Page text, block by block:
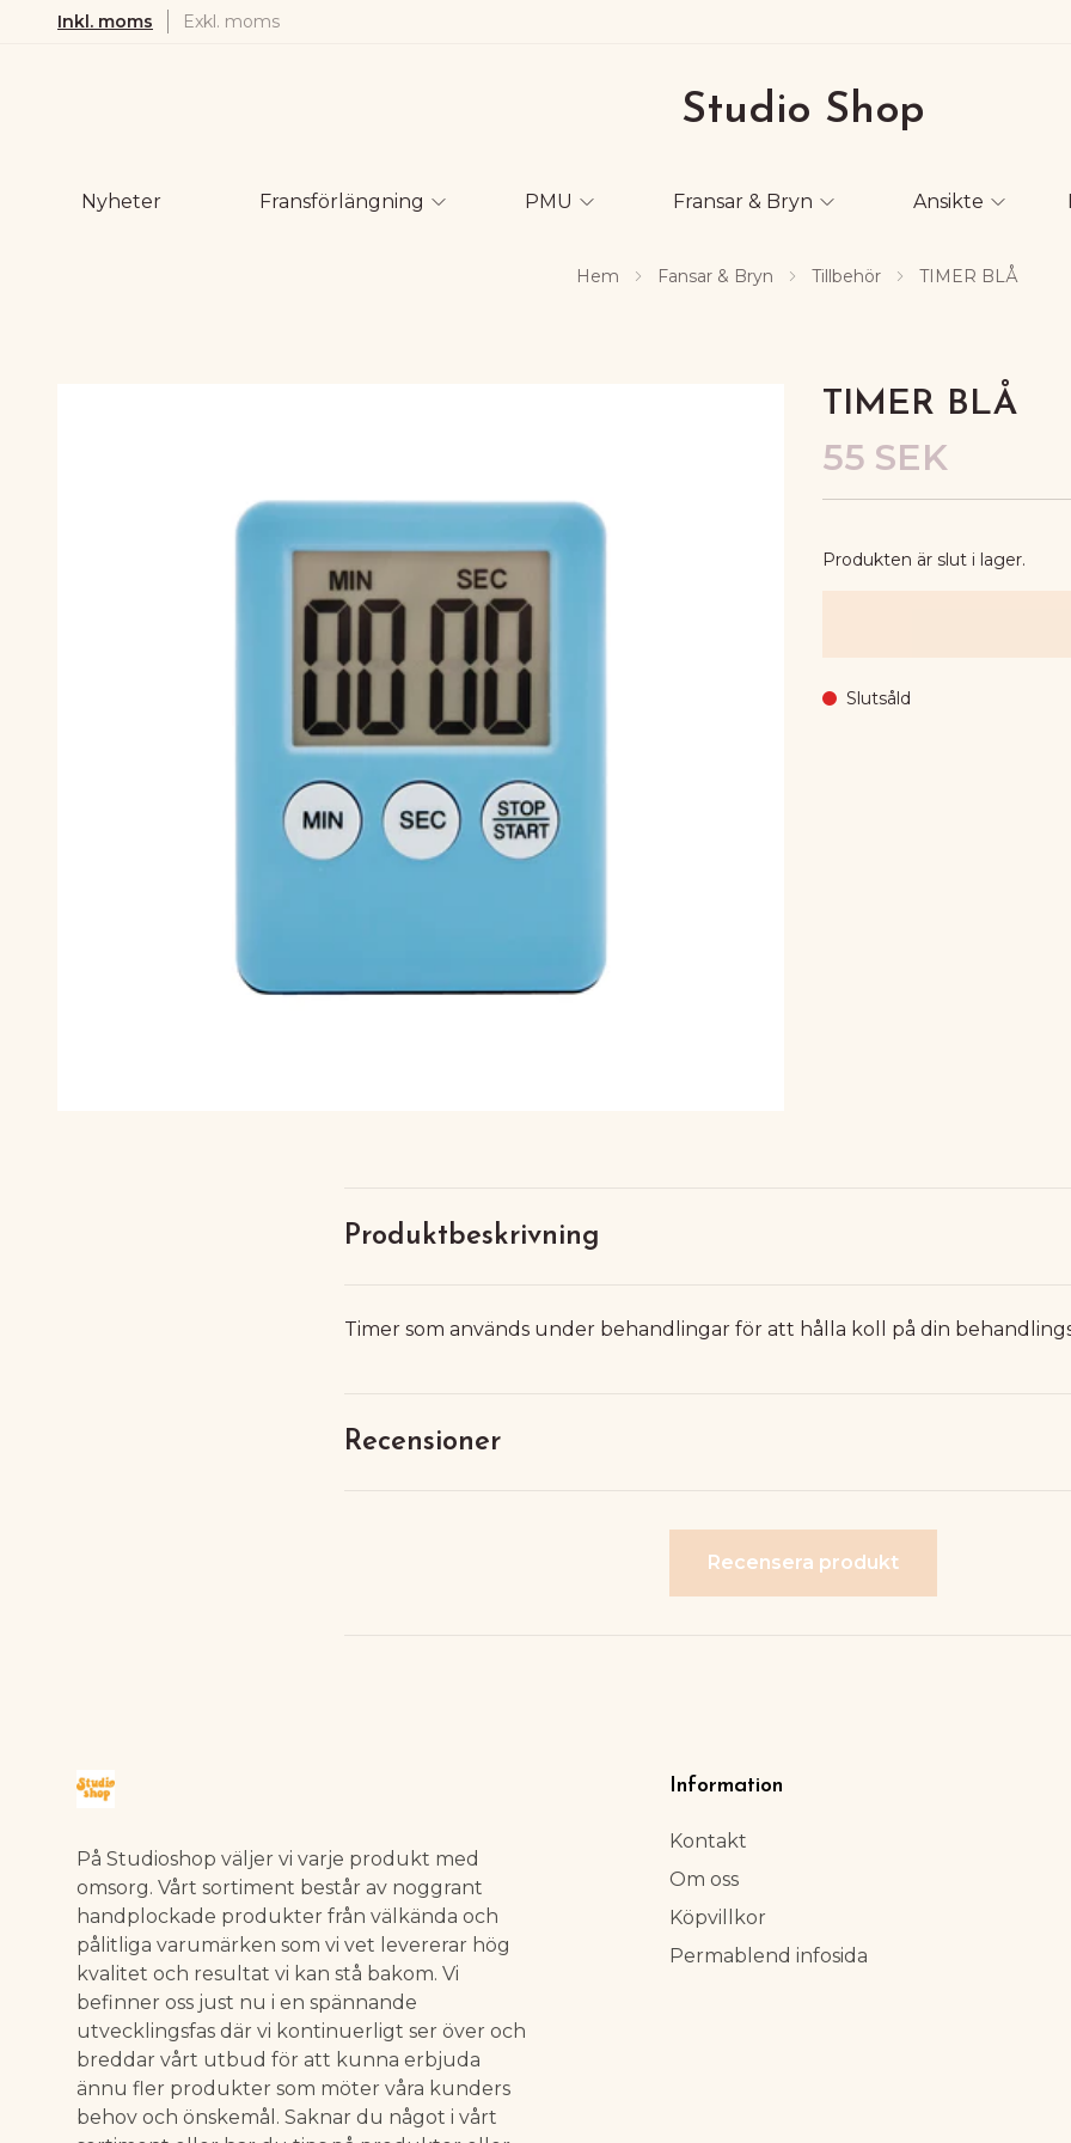
Inkl. moms Exkl. moms
Studio Shop
Nyheter Fransförlängning PMU Fransar & Bryn Ansikte
Hem Fansar & Bryn Tillbehör TIMER BLÅ
TIMER BLÅ
55 SEK
Produkten är slut i lager.
Slutsåld
Produktbeskrivning
Timer som används under behandlingar för att hålla koll på din
Recensioner
Recensera produkt
På Studioshop väljer vi varje produkt med
omsorg. Vårt sortiment består av noggrant
handplockade produkter från välkända och
pålitliga varumärken som vi vet levererar hög
kvalitet och resultat vi kan stå bakom. Vi
befinner oss just nu i en spännande
utvecklingsfas där vi kontinuerligt ser över och
breddar vårt utbud för att kunna erbjuda
ännu fler produkter som möter våra kunders
behov och önskemål. Saknar du något i vårt
Information
Kontakt
Om oss
Köpvillkor
Permablend infosida